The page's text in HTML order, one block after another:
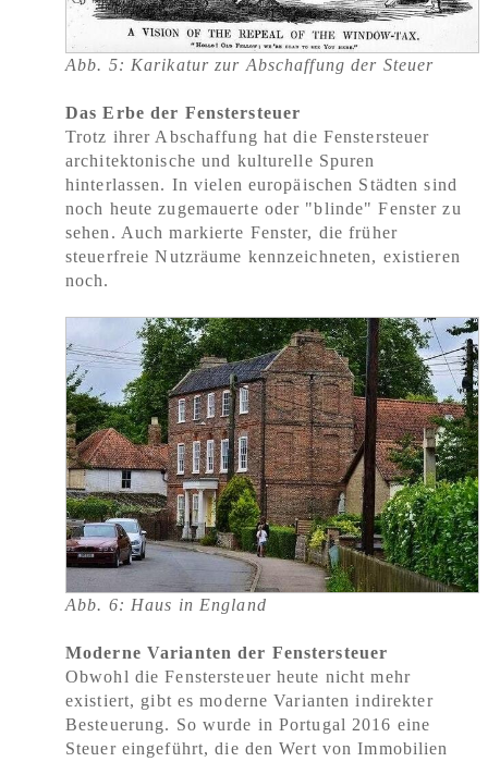
Abb. 5: Karikatur zur Abschaffung der Steuer
Das Erbe der Fenstersteuer
Trotz ihrer Abschaffung hat die Fenstersteuer
architektonische und kulturelle Spuren
hinterlassen. In vielen europäischen Städten sind
noch heute zugemauerte oder "blinde" Fenster zu
sehen. Auch markierte Fenster, die früher
steuerfreie Nutzräume kennzeichneten, existieren
noch.
Abb. 6: Haus in England
Moderne Varianten der Fenstersteuer
Obwohl die Fenstersteuer heute nicht mehr
existiert, gibt es moderne Varianten indirekter
Besteuerung. So wurde in Portugal 2016 eine
Steuer eingeführt, die den Wert von Immobilien